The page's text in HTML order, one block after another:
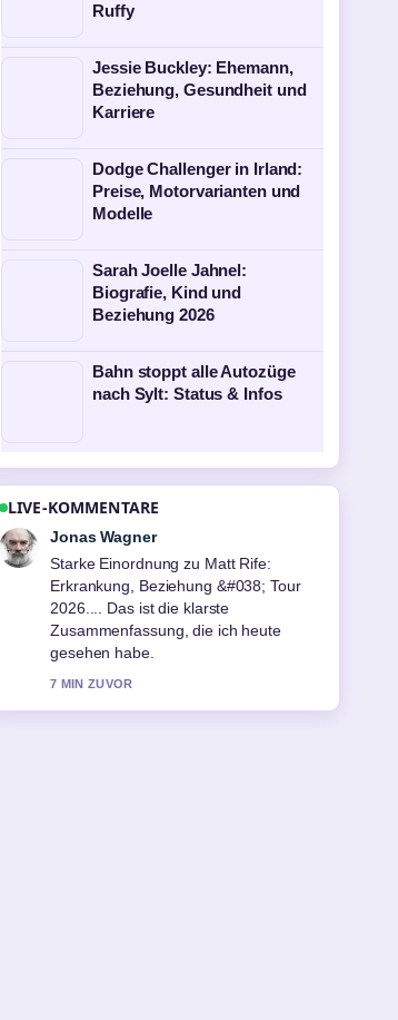
Ruffy
Jessie Buckley: Ehemann,
Beziehung, Gesundheit und
Karriere
Dodge Challenger in Irland:
Preise, Motorvarianten und
Modelle
Sarah Joelle Jahnel:
Biografie, Kind und
Beziehung 2026
Bahn stoppt alle Autozüge
nach Sylt: Status & Infos
LIVE-KOMMENTARE
Lena Schmidt
Verfolge Jette Nietzard: Ex-Chefin der
Grünen Jugend im... genau – schaetze
den ausgewogenen Ton hier.
9 MIN ZUVOR